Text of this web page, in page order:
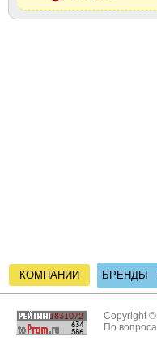
КОМПАНИИ БРЕНДЫ
Copyright
По